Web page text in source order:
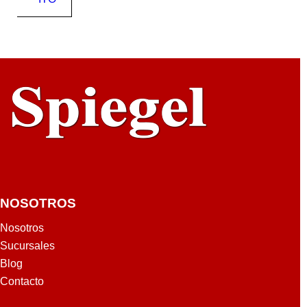
NOSOTROS
Nosotros
Sucursales
Blog
Contacto